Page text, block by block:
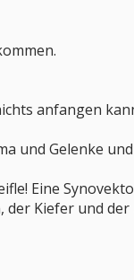
anfangen
und Gelenke
Eine
der Kiefer und der